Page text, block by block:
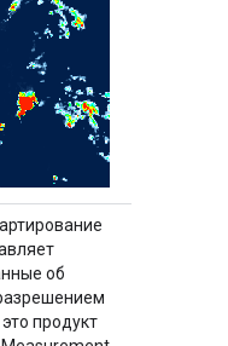
об
продукт